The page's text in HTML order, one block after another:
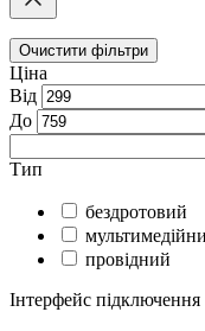
Очистити фільтри
Ціна
Від
До
Тип
бездротовий
провідний
Інтерфейс підключення